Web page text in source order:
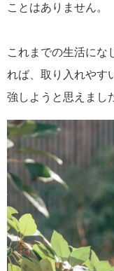
ことはありません。
これまでの生活にな
れば、取り入れやす
強しようと思えまし